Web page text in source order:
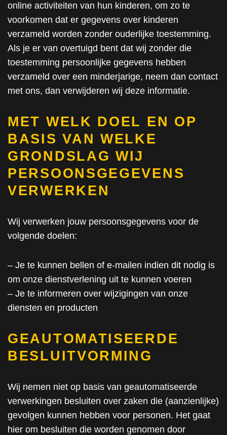
online activiteiten van hun kinderen, om zo te
voorkomen dat er gegevens over kinderen
verzameld worden zonder ouderlijke toestemming.
Als je er van overtuigd bent dat wij zonder die
toestemming persoonlijke gegevens hebben
verzameld over een minderjarige, neem dan contact
met ons, dan verwijderen wij deze informatie.
MET WELK DOEL EN OP
BASIS VAN WELKE
GRONDSLAG WIJ
PERSOONSGEGEVENS
VERWERKEN
Wij verwerken jouw persoonsgegevens voor de
volgende doelen:
– Je te kunnen bellen of e-mailen indien dit nodig is
om onze dienstverlening uit te kunnen voeren
– Je te informeren over wijzigingen van onze
diensten en producten
GEAUTOMATISEERDE
BESLUITVORMING
Wij nemen niet op basis van geautomatiseerde
verwerkingen besluiten over zaken die (aanzienlijke)
gevolgen kunnen hebben voor personen. Het gaat
hier om besluiten die worden genomen door